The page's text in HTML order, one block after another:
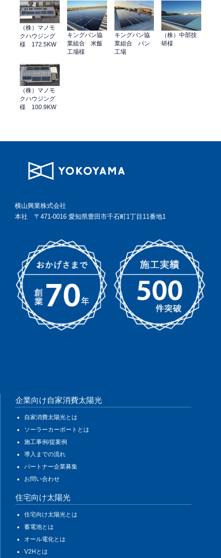
（株）マノモ
クハウジング
様 172.5KW
キングパン協
業組合 米飯
工場様
キングパン協
業組合 パン
工場
（株）中部技
研様
（株）マノモ
クハウジング
様 100.9KW
横山興業株式会社
本社 〒471-0016 愛知県豊田市千石町1丁目11番地1
企業向け自家消費太陽光
自家消費太陽光とは
ソーラーカーポートとは
施工事例/提案例
導入までの流れ
パートナー企業募集
お問い合わせ
住宅向け太陽光
住宅向け太陽光とは
蓄電池とは
オール電化とは
V2Hとは